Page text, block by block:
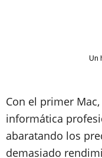
Un
Con el primer
informática
abaratando los
demasiado